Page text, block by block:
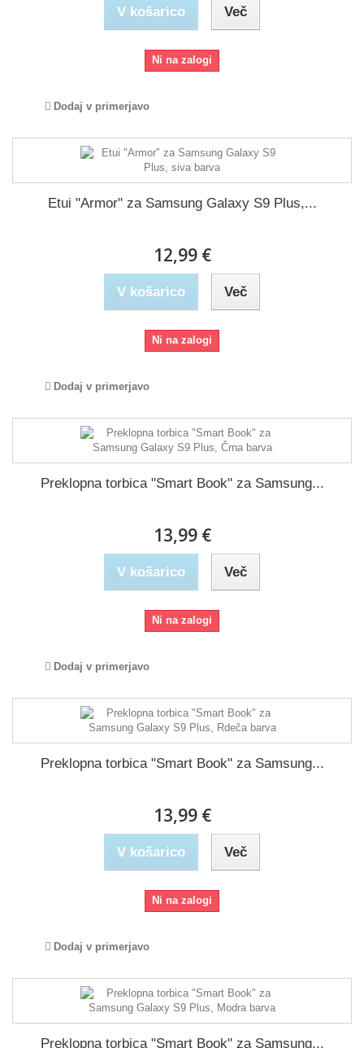
V košarico Več
Ni na zalogi
Dodaj v primerjavo
Etui "Armor" za Samsung Galaxy S9 Plus,...
12,99 €
V košarico Več
Ni na zalogi
Dodaj v primerjavo
Preklopna torbica "Smart Book" za Samsung...
13,99 €
V košarico Več
Ni na zalogi
Dodaj v primerjavo
Preklopna torbica "Smart Book" za Samsung...
13,99 €
V košarico Več
Ni na zalogi
Dodaj v primerjavo
Preklopna torbica "Smart Book" za Samsung...